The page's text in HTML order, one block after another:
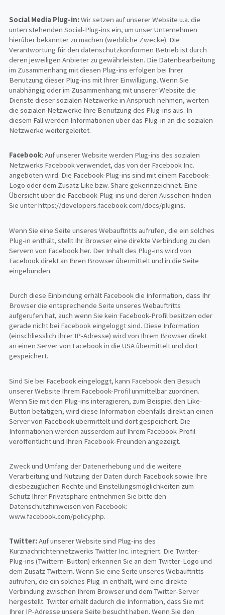
Social Media Plug-in:Wir setzen auf unserer Website u.a. die
unten stehenden Social-Plug-ins ein, um unser Unternehmen
hierüber bekannter zu machen (werbliche Zwecke). Die
Verantwortung für den datenschutzkonformen Betrieb ist durch
deren jeweiligen Anbieter zu gewährleisten. Die Datenbearbeitung
im Zusammenhang mit diesen Plug-ins erfolgen bei Ihrer
Benutzung dieser Plug-ins mit Ihrer Einwilligung. Wenn Sie
unabhängig oder im Zusammenhang mit unserer Website die
Dienste dieser sozialen Netzwerke in Anspruch nehmen, werten
die sozialen Netzwerke Ihre Benutzung des Plug-ins aus. In
diesem Fall werden Informationen über das Plug-in an die sozialen
Netzwerke weitergeleitet.
Facebook: Auf unserer Website werden Plug-ins des sozialen
Netzwerks Facebook verwendet, das von der Facebook Inc.
angeboten wird. Die Facebook-Plug-ins sind mit einem Facebook-
Logo oder dem Zusatz Like bzw. Share gekennzeichnet. Eine
Übersicht über die Facebook-Plug-ins und deren Aussehen finden
Sie unter https://developers.facebook.com/docs/plugins.
Wenn Sie eine Seite unseres Webauftritts aufrufen, die ein solches
Plug-in enthält, stellt Ihr Browser eine direkte Verbindung zu den
Servern von Facebook her. Der Inhalt des Plug-ins wird von
Facebook direkt an Ihren Browser übermittelt und in die Seite
eingebunden.
Durch diese Einbindung erhält Facebook die Information, dass Ihr
Browser die entsprechende Seite unseres Webauftritts
aufgerufen hat, auch wenn Sie kein Facebook-Profil besitzen oder
gerade nicht bei Facebook eingeloggt sind. Diese Information
(einschliesslich Ihrer IP-Adresse) wird von Ihrem Browser direkt
an einen Server von Facebook in die USA übermittelt und dort
gespeichert.
Sind Sie bei Facebook eingeloggt, kann Facebook den Besuch
unserer Website Ihrem Facebook-Profil unmittelbar zuordnen.
Wenn Sie mit den Plug-ins interagieren, zum Beispiel den Like-
Button betätigen, wird diese Information ebenfalls direkt an einen
Server von Facebook übermittelt und dort gespeichert. Die
Informationen werden ausserdem auf Ihrem Facebook-Profil
veröffentlicht und Ihren Facebook-Freunden angezeigt.
Zweck und Umfang der Datenerhebung und die weitere
Verarbeitung und Nutzung der Daten durch Facebook sowie Ihre
diesbezüglichen Rechte und Einstellungsmöglichkeiten zum
Schutz Ihrer Privatsphäre entnehmen Sie bitte den
Datenschutzhinweisen von Facebook:
www.facebook.com/policy.php.
Twitter:Auf unserer Website sind Plug-ins des
Kurznachrichtennetzwerks Twitter Inc. integriert. Die Twitter-
Plug-ins (Twittern-Button) erkennen Sie an dem Twitter-Logo und
dem Zusatz Twittern. Wenn Sie eine Seite unseres Webauftritts
aufrufen, die ein solches Plug-in enthält, wird eine direkte
Verbindung zwischen Ihrem Browser und dem Twitter-Server
hergestellt. Twitter erhält dadurch die Information, dass Sie mit
Ihrer IP-Adresse unsere Seite besucht haben. Wenn Sie den